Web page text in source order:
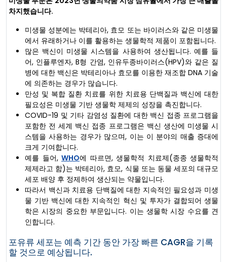
차지했습니다.
미생물 성분에는 박테리아, 효모 또는 바이러스와 같은 미생물
에서 유래하거나 이를 활용하는 생물학적 제품이 포함됩니다.
많은 백신이 미생물 시스템을 사용하여 생산됩니다. 예를 들
어, 인플루엔자, B형 간염, 인유두종바이러스(HPV)와 같은 질
병에 대한 백신은 박테리아나 효모를 이용한 재조합 DNA 기술
에 의존하는 경우가 많습니다.
만성 및 복합 질환 치료를 위한 치료용 단백질과 백신에 대한
필요성은 미생물 기반 생물학 제제의 성장을 촉진합니다.
COVID-19 및 기타 감염성 질환에 대한 백신 접종 프로그램을
포함한 전 세계 백신 접종 프로그램은 백신 생산에 미생물 시
스템을 사용하는 경우가 많으며, 이는 이 분야의 매출 증대에
크게 기여합니다.
예를 들어, WHO에 따르면, 생물학적 치료제(종종 생물학적
제제라고 함)는 박테리아, 효모, 식물 또는 동물 세포의 대규모
세포 배양 후 정제하여 생산되는 약물입니다.
따라서 백신과 치료용 단백질에 대한 지속적인 필요성과 미생
물 기반 백신에 대한 지속적인 혁신 및 투자가 결합되어 생물
학은 시장의 중요한 부문입니다. 이는 생물학 시장 수요를 견
인합니다.
포유류 세포는 예측 기간 동안 가장 빠른 CAGR을 기록
할 것으로 예상됩니다.